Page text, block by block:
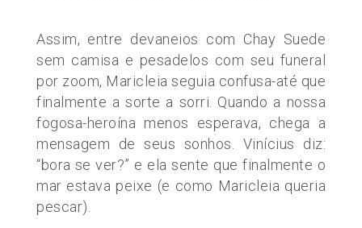
Assim, entre devaneios com Chay Suede
sem camisa e pesadelos com seu funeral
por zoom, Maricleia seguia confusa-até que
finalmente a sorte a sorri. Quando a nossa
fogosa-heroína menos esperava, chega a
mensagem de seus sonhos. Vinícius diz:
“bora se ver?” e ela sente que finalmente o
mar estava peixe (e como Maricleia queria
pescar).